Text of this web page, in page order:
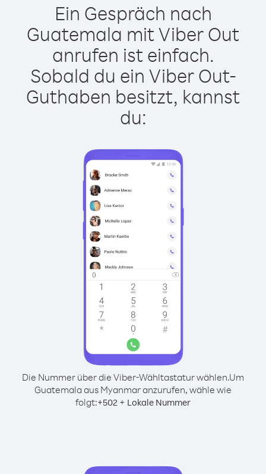
Ein Gespräch nach
Guatemala mit Viber Out
anrufen ist einfach.
Sobald du ein Viber Out-
Guthaben besitzt, kannst
du:
Die Nummer über die Viber-Wähltastatur wählen.Um
Guatemala aus Myanmar anzurufen, wähle wie
folgt:+502 + Lokale Nummer